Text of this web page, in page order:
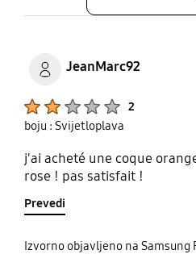
JeanMarc92
2
boju : Svijetloplava
j'ai acheté une coque
rose ! pas satisfait !
Prevedi
Izvorno objavljeno na Samsung